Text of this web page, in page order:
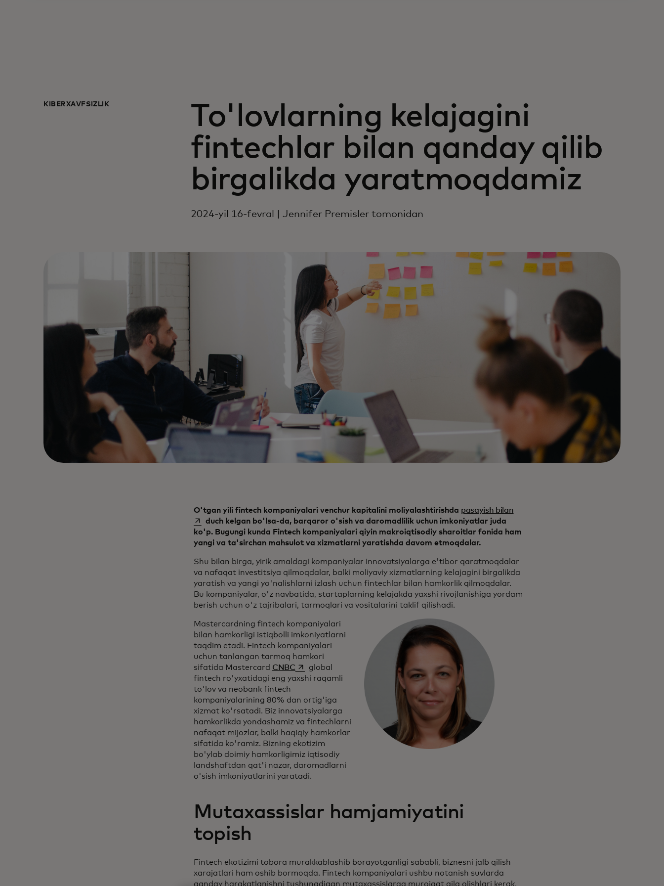
KIBERXAVFSIZLIK
To'lovlarning kelajagini
fintechlar bilan qanday qilib
birgalikda yaratmoqdamiz
2024-yil 16-fevral | Jennifer Premisler tomonidan
O'tgan yili fintech kompaniyalari venchur kapitalini moliyalashtirishda pasayish bilanopens in a new tab
duch kelgan bo'lsa-da, barqaror o'sish va daromadlilik uchun imkoniyatlar juda
ko'p. Bugungi kunda Fintech kompaniyalari qiyin makroiqtisodiy sharoitlar fonida ham
yangi va ta'sirchan mahsulot va xizmatlarni yaratishda davom etmoqdalar.
Shu bilan birga, yirik amaldagi kompaniyalar innovatsiyalarga e'tibor qaratmoqdalar
va nafaqat investitsiya qilmoqdalar, balki moliyaviy xizmatlarning kelajagini birgalikda
yaratish va yangi yo'nalishlarni izlash uchun fintechlar bilan hamkorlik qilmoqdalar.
Bu kompaniyalar, o'z navbatida, startaplarning kelajakda yaxshi rivojlanishiga yordam
berish uchun o'z tajribalari, tarmoqlari va vositalarini taklif qilishadi.
Mastercardning fintech kompaniyalari
bilan hamkorligi istiqbolli imkoniyatlarni
taqdim etadi. Fintech kompaniyalari
uchun tanlangan tarmoq hamkori
sifatida Mastercard CNBCopens in a new tab
global
fintech ro'yxatidagi eng yaxshi raqamli
to'lov va neobank fintech
kompaniyalarining 80% dan ortig'iga
xizmat ko'rsatadi. Biz innovatsiyalarga
hamkorlikda yondashamiz va fintechlarni
nafaqat mijozlar, balki haqiqiy hamkorlar
sifatida ko'ramiz. Bizning ekotizim
bo'ylab doimiy hamkorligimiz iqtisodiy
landshaftdan qat'i nazar, daromadlarni
o'sish imkoniyatlarini yaratadi.
Mutaxassislar hamjamiyatini
topish
Fintech ekotizimi tobora murakkablashib borayotganligi sababli, biznesni jalb qilish
xarajatlari ham oshib bormoqda. Fintech kompaniyalari ushbu notanish suvlarda
qanday harakatlanishni tushunadigan mutaxassislarga murojaat qila olishlari kerak.